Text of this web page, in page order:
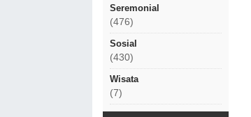
Seremonial
(476)
Sosial
(430)
Wisata
(7)